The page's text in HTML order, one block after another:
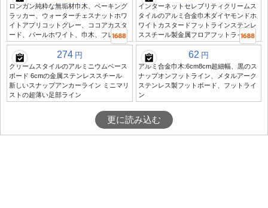
ロンガン純粋な無垢材巾木、ベーキング
ラッカー、ウォーターチェスナットホワ
イトアプリコットグレー、ココアカスタ
ード、パールホワイト、巾木、フレンチ
インターネットセレブリティクリームス
タイルのアルミ合金巾木ダイヤモンドホ
ワイトカスタードフットラインステンレ
ススチール製金属フロアフットライン
274 円
クリームスタイルのアルミニウムベース
ボード 6cmの金属ステンレススチール
新しいスナップアンカーライン ミニマリ
ストの超薄い足部ライン
62 円
アルミ合金巾木:6cm8cm超細幅、黒のス
ナップオンフットライン、メタルアーク
ステンレス製フットボード、フットライ
ン
更に読み込む